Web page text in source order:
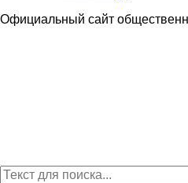
Официальный сайт